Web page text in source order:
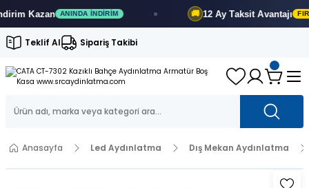
ANINDA İNDIRIM 12 Ay Taksit Avantajı FIRSATI KAÇIRMA
Teklif Al Sipariş Takibi
Anasayfa Led Aydınlatma Dış Mekan Aydınlatma